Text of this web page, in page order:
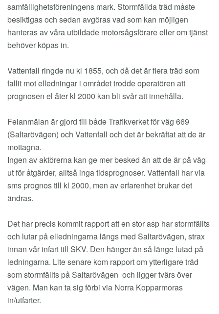
samfällighetsföreningens mark. Stormfällda träd måste
besiktigas och sedan avgöras vad som kan möjligen
hanteras av våra utbildade motorsågsförare eller om tjänst
behöver köpas in.
Vattenfall ringde nu kl 1855, och då det är flera träd som
fallit mot elledningar i området trodde operatören att
prognosen el åter kl 2000 kan bli svår att innehålla.
Felanmälan är gjord till både Trafikverket för väg 669
(Saltarövägen) och Vattenfall och det är bekräftat att de är
mottagna.
Ingen av aktörerna kan ge mer besked än att de är på väg
ut för åtgärder, alltså inga tidsprognoser. Vattenfall har via
sms prognos till kl 2000, men av erfarenhet brukar det
ändras.
Det har precis kommit rapport att en stor asp har stormfällts
och lutar på elledningarna längs med Saltarövägen, strax
innan vår infart till SKV. Den hänger än så länge lutad på
ledningarna. Lite senare kom rapport om ytterligare träd
som stormfällts på Saltarövägen och ligger tvärs över
vägen. Man kan ta sig förbi via Norra Kopparmoras
in/utfarter.